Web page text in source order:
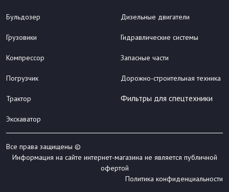
Бульдозер
Грузовики
Компрессор
Погрузчик
Трактор
Экскаватор
Дизельные двигатели
Гидравлические системы
Запасные части
Дорожно-строительная техника
Фильтры для спецтехники
Все права защищены ©
Информация на сайте интернет-магазина не является публичной
офертой
Политика конфиденциальности